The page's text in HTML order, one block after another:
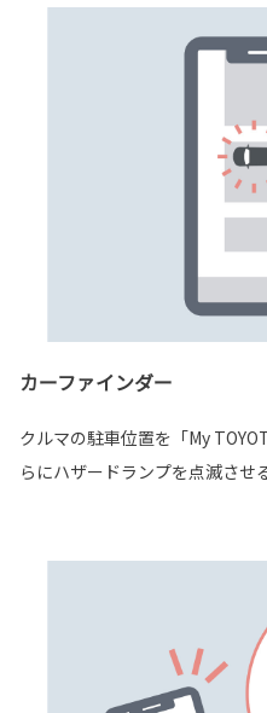
カーファインダー
クルマの駐車位置を「My
らにハザードランプを点滅させ